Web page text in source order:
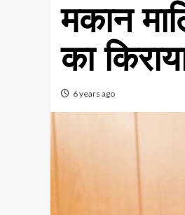
मकान
का
6 years ago